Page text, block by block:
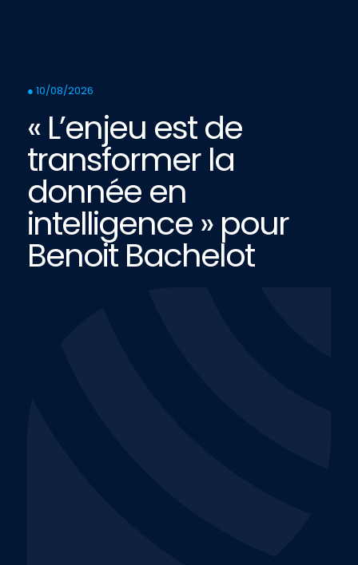
● 10/08/2026
« L’enjeu est de
transformer la
donnée en
intelligence » pour
Benoit Bachelot